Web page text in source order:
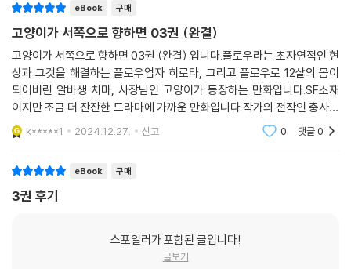
eBook 구매
고양이가 서쪽으로 향하면 03권 (완결)
고양이가 서쪽으로 향하면 03권 (완결) 입니다.플로우라는 초자연적인 현
상과 그것을 해결하는 플로우업자 히로타, 그리고 플로우로 12살의 몸이
되어버린 알바생 치마, 사장님인 고양이가 등장하는 만화입니다.SF소재
이지만 조금 더 잔잔한 드라마에 가까운 만화입니다.작가의 전작인 충사를
재미있게 봤다면 이 만화도 추천하고 싶네요.잘 봤습니다.
k*****1 2024.12.27. 신고 0 댓글0
eBook 구매
3권 후기
스포일러가 포함된 글입니다!
글보기